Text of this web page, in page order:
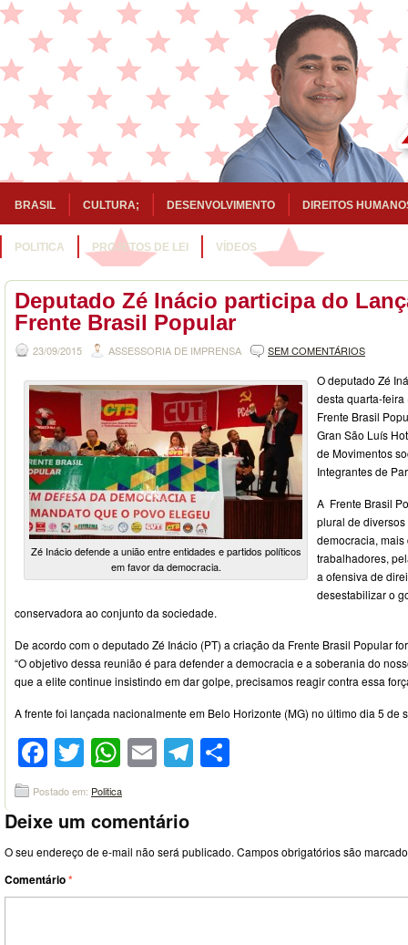
BRASIL CULTURA; DESENVOLVIMENTO DIREITOS
POLITICA PROJETOS DE LEI VÍDEOS
Deputado Zé Inácio participa do
Frente Brasil Popular
23/09/2015 ASSESSORIA DE IMPRENSA SEM COMENTÁRIOS
Zé Inácio defende a união entre entidades e partidos políticos
em favor da democracia.
O deputado Zé
desta quarta-
Frente Brasil
Gran São Luís
de Movimentos
Integrantes de
A Frente Brasil
plural de
democracia,
trabalhadores,
a ofensiva de
desestabilizar o
conservadora ao conjunto da sociedade.
De acordo com o deputado Zé Inácio (PT) a criação da Frente Brasil Popular
“O objetivo dessa reunião é para defender a democracia e a soberania do
que a elite continue insistindo em dar golpe, precisamos reagir contra essa
A frente foi lançada nacionalmente em Belo Horizonte (MG) no último dia 5 de
Facebook
Twitter
WhatsApp
EmailTelegram
Postado em: Politica
Deixe um comentário
O seu endereço de e-mail não será publicado. Campos obrigatórios são
Comentário*